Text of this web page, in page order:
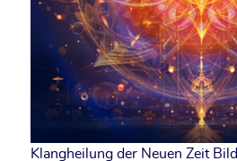
Klang­hei­lung der Neu­en Zeit Bild